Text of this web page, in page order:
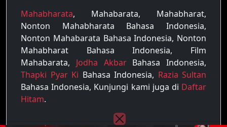
Mahabharata, Mahabarata, Mahabharat,
Nonton Mahabharata Bahasa Indonesia,
Nonton Mahabarata Bahasa Indonesia, Nonton
Mahabharat Bahasa Indonesia, Film
Mahabarata, Jodha AkbarBahasa Indonesia,
Thapki Pyar Ki Bahasa Indonesia, Razia Sultan
Bahasa Indonesia, Kunjungi kami juga di Daftar
Hitam.